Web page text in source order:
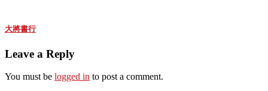
大將書行
Leave a Reply
You must be logged in to post a comment.